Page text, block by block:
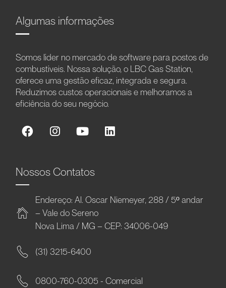
Algumas informações
Somos líder no mercado de software para postos de
combustíveis. Nossa solução, o LBC Gas Station,
oferece uma gestão eficaz, integrada e segura.
Reduzimos custos operacionais e melhoramos a
eficiência do seu negócio.
Nossos Contatos
Endereço: Al. Oscar Niemeyer, 288 / 5º andar
– Vale do Sereno
Nova Lima / MG – CEP: 34006-049
(31) 3215-6400
0800-760-0305 - Comercial